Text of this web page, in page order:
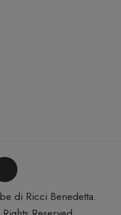
di Ricci Benedetta.